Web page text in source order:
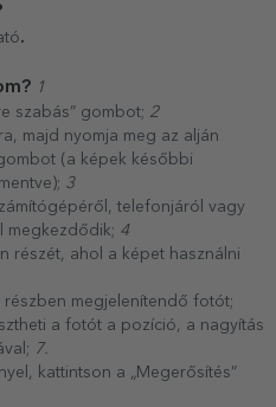
.
1
szabás” gombot; 2
majd nyomja meg az alján
(a képek későbbi
3
telefonjáról vagy
megkezdődik; 4
részét, ahol a képet használni
részben megjelenítendő fotót;
a fotót a pozíció, a nagyítás
7.
kattintson a „Megerősítés”